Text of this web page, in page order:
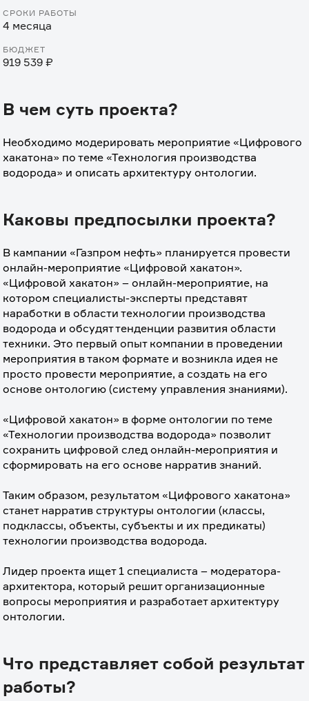
СРОКИ РАБОТЫ
4 месяца
БЮДЖЕТ
919 539 ₽
В чем суть проекта?
Необходимо модерировать мероприятие «Цифрового
хакатона» по теме «Технология производства
водорода» и описать архитектуру онтологии.
Каковы предпосылки проекта?
В кампании «Газпром нефть» планируется провести
онлайн-мероприятие «Цифровой хакатон».
«Цифровой хакатон» – онлайн-мероприятие, на
котором специалисты-эксперты представят
наработки в области технологии производства
водорода и обсудят тенденции развития области
техники. Это первый опыт компании в проведении
мероприятия в таком формате и возникла идея не
просто провести мероприятие, а создать на его
основе онтологию (систему управления знаниями).
«Цифровой хакатон» в форме онтологии по теме
«Технологии производства водорода» позволит
сохранить цифровой след онлайн-мероприятия и
сформировать на его основе нарратив знаний.
Таким образом, результатом «Цифрового хакатона»
станет нарратив структуры онтологии (классы,
подклассы, объекты, субъекты и их предикаты)
технологии производства водорода.
Лидер проекта ищет 1 специалиста – модератора-
архитектора, который решит организационные
вопросы мероприятия и разработает архитектуру
онтологии.
Что представляет собой результат
работы?